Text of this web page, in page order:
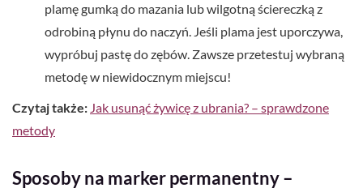
plamę gumką do mazania lub wilgotną ściereczką z
odrobiną płynu do naczyń. Jeśli plama jest uporczywa,
wypróbuj pastę do zębów. Zawsze przetestuj wybraną
metodę w niewidocznym miejscu!
Czytaj także: Jak usunąć żywicę z ubrania? – sprawdzone
metody
Sposoby na marker permanentny –